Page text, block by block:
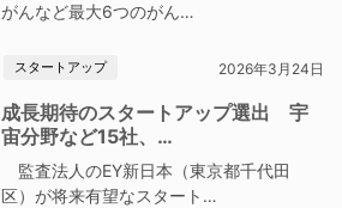
がんなど最大6つのがん…
スタートアップ 2026年3月24日
成長期待のスタートアップ選出 宇
宙分野など15社、…
監査法人のEY新日本（東京都千代田
区）が将来有望なスタート…